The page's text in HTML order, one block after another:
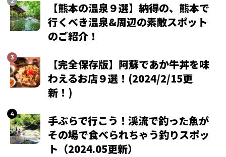
【熊本の温泉９選】納得の、熊本で
行くべき温泉&周辺の素敵スポット
のご紹介！
【完全保存版】阿蘇であか牛丼を味
わえるお店９選！(2024/2/15更
新！)
手ぶらで行こう！渓流で釣った魚が
その場で食べられちゃう釣りスポッ
ト（2024.05更新）